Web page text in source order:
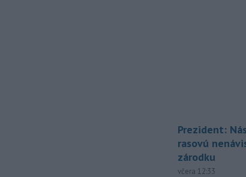
Prezident:
rasovú
zárodku
včera 12:33